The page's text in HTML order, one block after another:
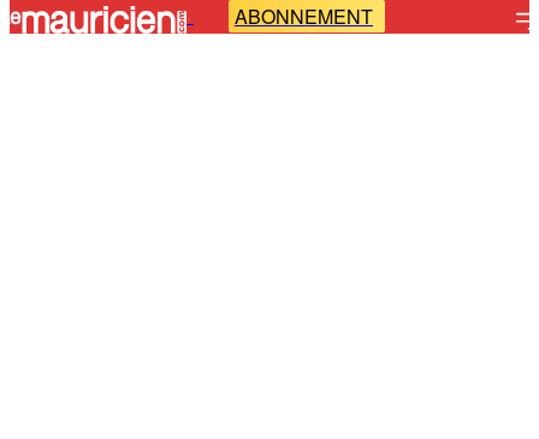
- ABONNEMENT